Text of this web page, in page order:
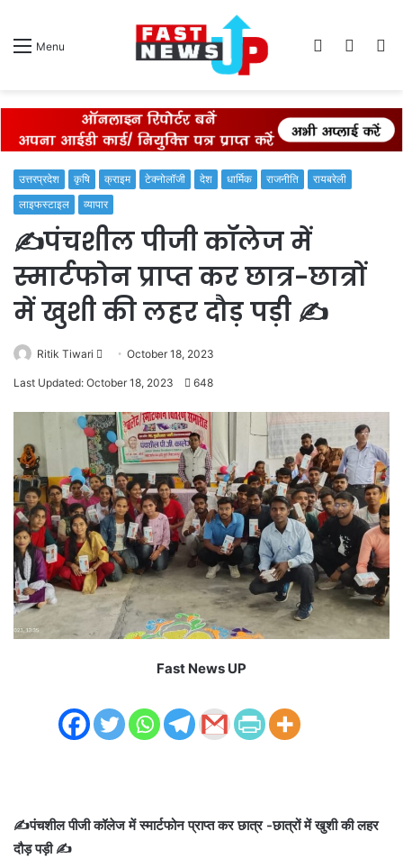
Menu
Switch
Log
उत्तरप्रदेश कृषि क्राइम टेक्नोलॉजी देश धार्मिक राजनीति
रायबरेली
लाइफस्टाइल
व्यापार
✍️पंचशील पीजी कॉलेज में
स्मार्टफोन प्राप्त कर छात्र-छात्रों
में खुशी की लहर दौड़ पड़ी ✍️
Ritik Tiwari
SendOctober 18, 2023
Last Updated: October 18, 2023 648
Fast News UP
✍️पंचशील पीजी कॉलेज में स्मार्टफोन प्राप्त कर छात्र -छात्रों में खुशी की लहर
दौड़ पड़ी ✍️